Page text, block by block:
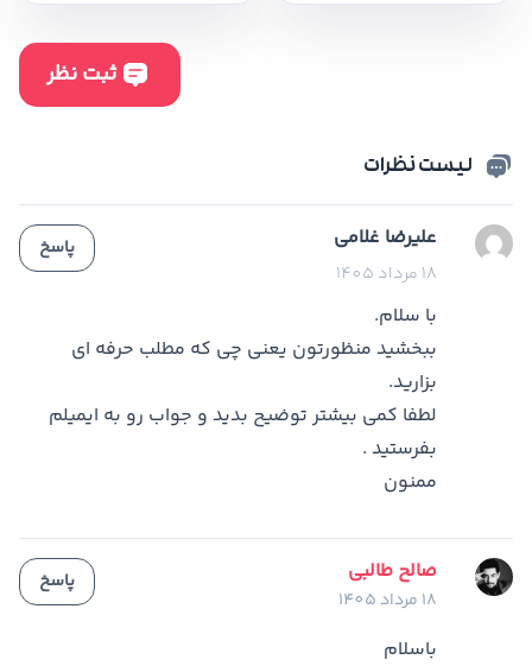
لیست نظرات
علیرضا غلامی
18 مرداد 1405
با سلام.
ببخشید منظورتون یعنی چی که مطلب حرفه ای
بزارید.
لطفا کمی بیشتر توضیح بدید و جواب رو به ایمیلم
بفرستید .
ممنون
پاسخ
صالح طالبی
18 مرداد 1405
باسلام
پاسخ